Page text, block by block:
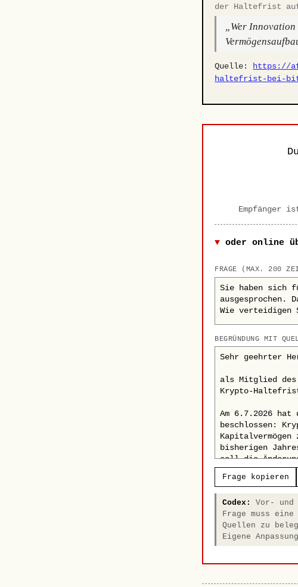
der Haltefrist
„Wer
Quelle: https://
haltefrist-bei-
Empfänger
oder online
FRAGE (MAX. 200
BEGRÜNDUNG MIT
Frage kopieren
Codex:
Vor- und
Frage muss
Quellen zu
Eigene